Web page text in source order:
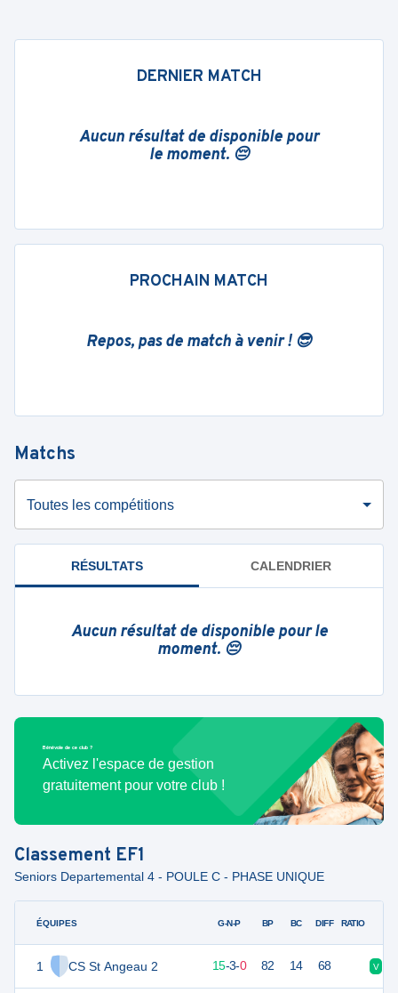
DERNIER MATCH
Aucun résultat de disponible pour
le moment. 😔
PROCHAIN MATCH
Repos, pas de match à venir ! 😎
Matchs
Toutes les compétitions
RÉSULTATS CALENDRIER
Aucun résultat de disponible pour le
moment. 😔
Bénévole de ce club ?
Activez l'espace de gestion
gratuitement pour votre club !
Classement EF1
Seniors Departemental 4 - POULE C - PHASE UNIQUE
ÉQUIPES
1 CS St Angeau 2
G-N-P BP BC DIFF RATIO
48 15-3-0 82 14 68 V